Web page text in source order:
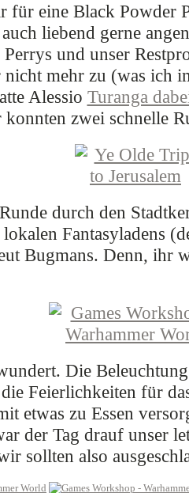
für eine Black Powder
liebend gerne
und unser
nicht mehr zu (was ich
Alessio Turanga
zwei schnelle
durch den
Fantasyladens
Bugmans. Denn, ihr
Die
Feierlichkeiten für
etwas zu Essen
der Tag drauf unser
sollten also